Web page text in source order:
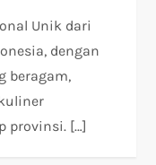
Unik dari
dengan
beragam,
provinsi. […]